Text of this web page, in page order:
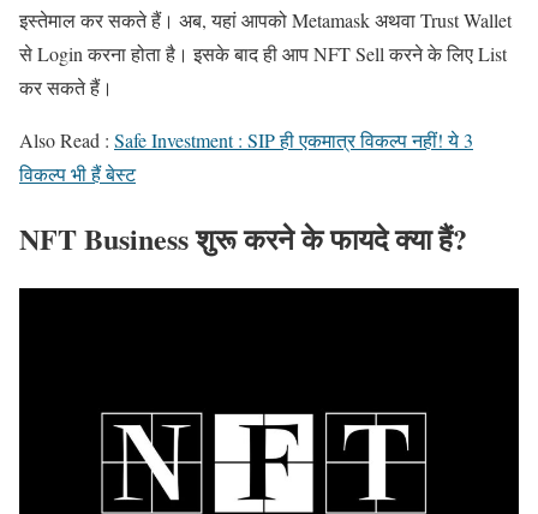
इस्तेमाल कर सकते हैं। अब, यहां आपको Metamask अथवा Trust Wallet
से Login करना होता है। इसके बाद ही आप NFT Sell करने के लिए List
कर सकते हैं।
Also Read : Safe Investment : SIP ही एकमात्र विकल्प नहीं! ये 3
विकल्प भी हैं बेस्ट
NFT Business शुरू करने के फायदे क्या हैं?